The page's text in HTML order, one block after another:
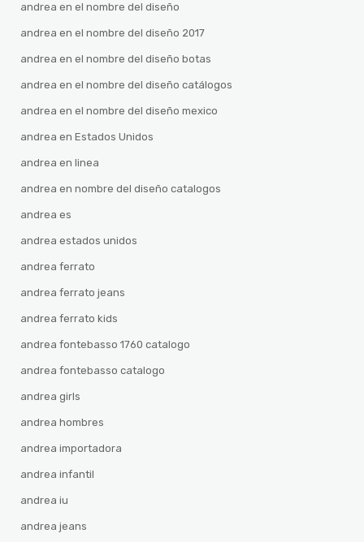
andrea en el nombre del diseño
andrea en el nombre del diseño 2017
andrea en el nombre del diseño botas
andrea en el nombre del diseño catálogos
andrea en el nombre del diseño mexico
andrea en Estados Unidos
andrea en linea
andrea en nombre del diseño catalogos
andrea es
andrea estados unidos
andrea ferrato
andrea ferrato jeans
andrea ferrato kids
andrea fontebasso 1760 catalogo
andrea fontebasso catalogo
andrea girls
andrea hombres
andrea importadora
andrea infantil
andrea iu
andrea jeans